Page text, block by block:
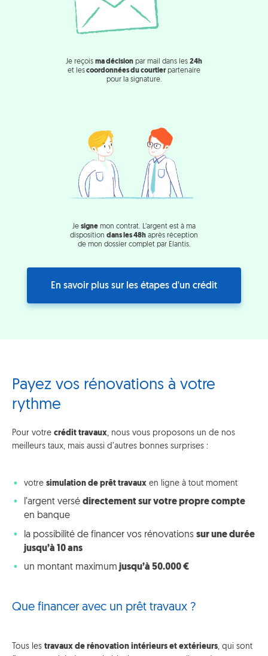
Je reçois ma décision par mail dans les 24h
et lescoordonnées du courtierpartenaire
pour la signature.
Je signe mon contrat. L’argent est à ma
disposition dans les 48h après réception
de mon dossier complet par Elantis.
En savoir plus sur les étapes d'un crédit
Payez vos rénovations à votre
rythme
Pour votre crédit travaux, nous vous proposons un de nos
meilleurs taux, mais aussi d’autres bonnes surprises :
votre simulation de prêt travauxen ligne à tout moment
l’argent versé directement sur votre propre compte
en banque
la possibilité de financer vos rénovations sur une durée
jusqu’à 10 ans
un montant maximum jusqu’à 50.000 €
Que financer avec un prêt travaux ?
Tous les travaux de rénovation intérieurs et extérieurs, qui sont